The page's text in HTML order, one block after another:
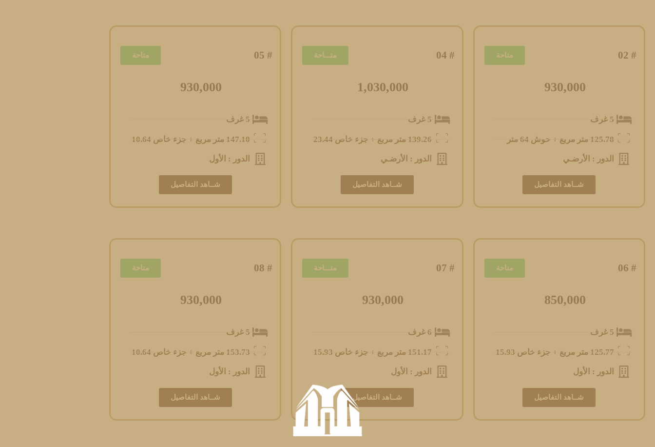
# 02 متاحة
930,000
5 غرف
125.78 متر مربع + حوش 64 متر
الدور : الأرضـي
شــاهد التفاصيل
# 04 متـــاحة
1,030,000
5 غرف
139.26 متر مربع + جزء خاص 23.44
الدور : الأرضـي
شــاهد التفاصيل
# 05 متاحة
930,000
5 غرف
147.10 متر مربع + جزء خاص 10.64
الدور : الأول
شــاهد التفاصيل
# 06 متاحة
850,000
5 غرف
125.77 متر مربع + جزء خاص 15.93
الدور : الأول
شــاهد التفاصيل
# 07 متـــاحة
930,000
6 غرف
151.17 متر مربع + جزء خاص 15.93
الدور : الأول
شــاهد التفاصيل
# 08 متاحة
930,000
5 غرف
153.73 متر مربع + جزء خاص 10.64
الدور : الأول
شــاهد التفاصيل